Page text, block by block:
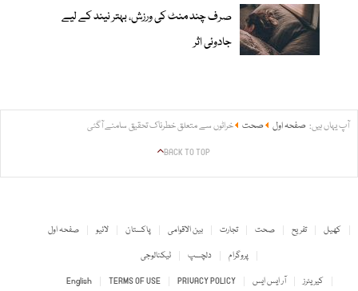
صرف چند منٹ کی ورزش، بہتر نیند کے لیے
جادوئی اثر
آپ یہاں ہیں: صفحہ اول صحت خراٹوں سے متعلق خطرناک تحقیق سامنے آگئی
BACK TO TOP
صفحہ اول لائیو پاکستان بین الاقوامی تجارت صحت تفریح
کھیل
ٹیکنالوجی
دلچسپ
پروگرام
English
TERMS OF USE PRIVACY POLICY آر ایس ایس کیریئرز